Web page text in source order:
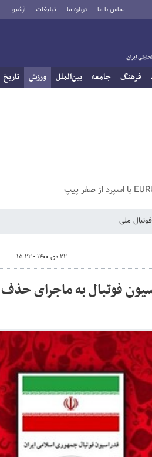
تماس با ما درباره ما تبلیغات آرشیو
فرهنگ جامعه بین‌الملل ورزش تاریخ
فوتبال ملی
۲۲ دی ۱۴۰۰ - ۱۵:۲۲
فوتبال به ماجرای